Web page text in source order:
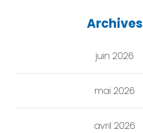
Archives
juin 2026
mai 2026
avril 2026